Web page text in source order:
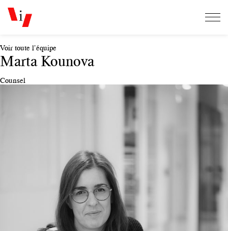
Voir toute l’équipe
Marta Kounova
Counsel